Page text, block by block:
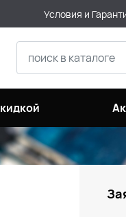
Условия и